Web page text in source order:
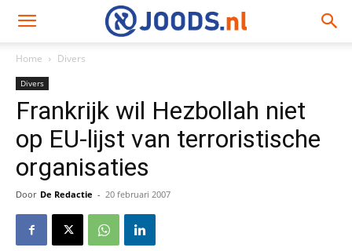
Home Divers
Divers
Frankrijk wil Hezbollah niet
op EU-lijst van terroristische
organisaties
Door De Redactie - 20 februari 2007